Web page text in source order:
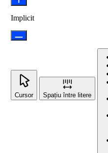
Implicit
Cursor Spațiu între litere